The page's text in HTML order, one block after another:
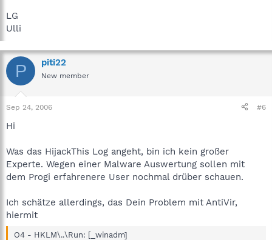
LG
Ulli
P piti22
New member
Sep 24, 2006 #6
Hi
Was das HijackThis Log angeht, bin ich kein großer
Experte. Wegen einer Malware Auswertung sollen mit
dem Progi erfahrenere User nochmal drüber schauen.
Ich schätze allerdings, das Dein Problem mit AntiVir,
hiermit
O4 - HKLM\..\Run: [_winadm]